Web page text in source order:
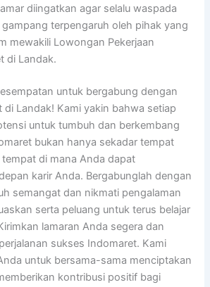
diingatkan agar selalu waspada
terpengaruh oleh pihak yang
mewakili Lowongan Pekerjaan
di Landak.
untuk bergabung dengan
di Landak! Kami yakin bahwa setiap
untuk tumbuh dan berkembang
bukan hanya sekadar tempat
di mana Anda dapat
karir Anda. Bergabunglah dengan
semangat dan nikmati pengalaman
serta peluang untuk terus belajar
lamaran Anda segera dan
sukses Indomaret. Kami
untuk bersama-sama menciptakan
kontribusi positif bagi